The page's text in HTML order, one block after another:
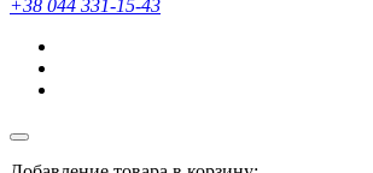
+38 044 331-15-43